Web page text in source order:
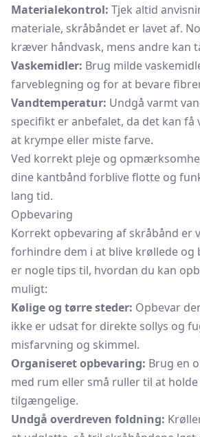
Materialekontrol: Tjek altid
materiale, skråbåndet er lavet af.
kræver håndvask, mens andre kan
Vaskemidler: Brug milde
farveblegning og for at bevare
Vandtemperatur: Undgå varmt
specifikt er anbefalet, da det kan få
at krympe eller miste farve.
Ved korrekt pleje og
dine kantbånd forblive flotte og
lang tid.
Opbevaring
Korrekt opbevaring af skråbånd er
forhindre dem i at blive krøllede og
er nogle tips til, hvordan du kan
muligt:
Kølige og tørre steder: Opbevar
ikke er udsat for direkte sollys og
misfarvning og skimmel.
Organiseret opbevaring: Brug en
med rum eller små ruller til at
tilgængelige.
Undgå overdreven foldning: